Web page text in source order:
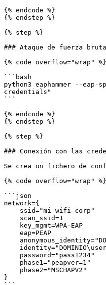
{% endcode %}
{% endstep %}
{% step %}
### Ataque de fuerza bruta
{% code overflow="wrap" %}
```bash
python3 eaphammer --
credentials"
```
{% endcode %}
{% endstep %}
{% step %}
### Conexión con las
Se crea un fichero de
{% code overflow="wrap" %}
```json
network={
}